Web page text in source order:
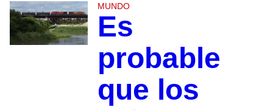
MUNDO
Es
probable
que los